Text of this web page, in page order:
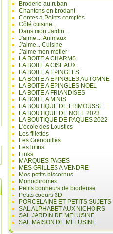
Broderie au ruban
Chantons en brodant
Contes à Points comptés
Côté cuisine...
Dans mon Jardin...
J'aime.... Animaux
J'aime... Cuisine
J'aime mon métier
LA BOITE A CHARMS
LA BOITE A CISEAUX
LA BOITE A EPINGLES
LA BOITE A EPINGLES AUTOMNE
LA BOITE A EPINGLES NOEL
LA BOITE A FRIANDISES
LA BOITE A MINIS
LA BOUTIQUE DE FRIMOUSSE
LA BOUTIQUE DE NOEL 2023
LA BOUTIQUE DE PAQUES 2022
L'école des Loustics
Les fillettes
Les Grenouilles
Les lutins
Links
MARQUES PAGES
MES GRILLES A VENDRE
Mes petits biscornus
Monochromes
Petits bonheurs de brodeuse
Petits coeurs 3D
PORCELAINE ET PETITS SUJETS
SAL ALPHABET AUX NICHOIRS
SAL JARDIN DE MELUSINE
SAL MAISON DE MELUSINE